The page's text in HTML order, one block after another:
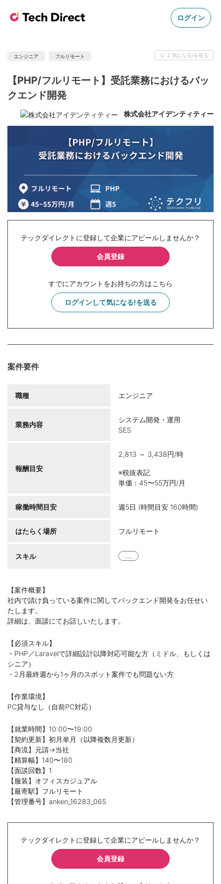
ログイン
エンジニア フルリモート 2 気になる!を送る
【PHP/フルリモート】受託業務におけるバッ
クエンド開発
株式会社アイデンティティー
テックダイレクトに登録して企業にアピールしませんか？
会員登録
すでにアカウントをお持ちの方はこちら
ログインして気になる!を送る
案件要件
職種 エンジニア
業務内容
システム開発・運用
SES
報酬目安
2,813 ～ 3,438円/時
※税抜表記
単価：45〜55万円/月
稼働時間目安 週5日 (時間目安 160時間)
はたらく場所 フルリモート
スキル
【案件概要】
社内で請け負っている案件に関してバックエンド開発をお任せい
たします。
詳細は、面談にてお話しいたします。
【必須スキル】
・PHP／Laravelで詳細設計以降対応可能な方（ミドル、もしくは
シニア）
・2月最終週から1ヶ月のスポット案件でも問題ない方
【作業環境】
PC貸与なし（自前PC対応）
【就業時間】10:00〜19:00
【契約更新】初月単月（以降複数月更新）
【商流】元請→当社
【精算幅】140〜180
【面談回数】1
【服装】オフィスカジュアル
【最寄駅】フルリモート
【管理番号】anken_16283_065
テックダイレクトに登録して企業にアピールしませんか？
会員登録